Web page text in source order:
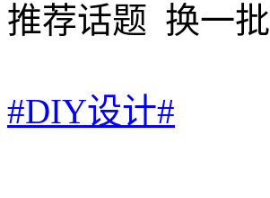
推荐话题 换一批
#DIY设计#